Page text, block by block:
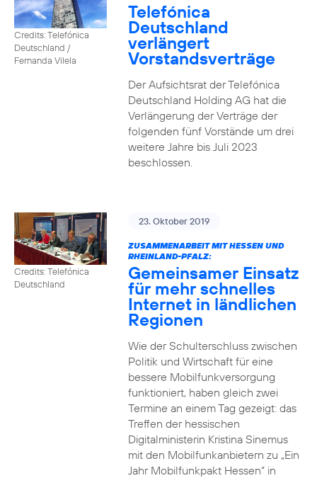
Credits: Telefónica
Deutschland /
Fernanda Vilela
Telefónica
Deutschland
verlängert
Vorstandsverträge
Der Aufsichtsrat der Telefónica
Deutschland Holding AG hat die
Verlängerung der Verträge der
folgenden fünf Vorstände um drei
weitere Jahre bis Juli 2023
beschlossen.
Credits: Telefónica
Deutschland
23. Oktober 2019
ZUSAMMENARBEIT MIT HESSEN UND
RHEINLAND-PFALZ:
Gemeinsamer Einsatz
für mehr schnelles
Internet in ländlichen
Regionen
Wie der Schulterschluss zwischen
Politik und Wirtschaft für eine
bessere Mobilfunkversorgung
funktioniert, haben gleich zwei
Termine an einem Tag gezeigt: das
Treffen der hessischen
Digitalministerin Kristina Sinemus
mit den Mobilfunkanbietern zu „Ein
Jahr Mobilfunkpakt Hessen“ in